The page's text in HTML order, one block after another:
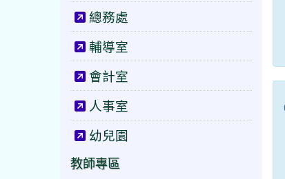
總務處
輔導室
會計室
人事室
幼兒園
教師專區